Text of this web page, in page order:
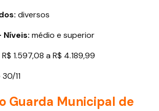
: diversos
Níveis: médio e superior
R$ 1.597,08 a R$ 4.189,99
11
Guarda Municipal de